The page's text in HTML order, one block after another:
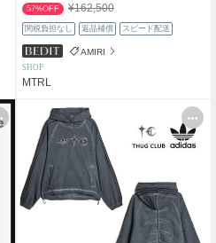
57%OFF ¥162,500
関税負担なし 返品補償 スピード配送
AMIRI
SHOP
MTRL